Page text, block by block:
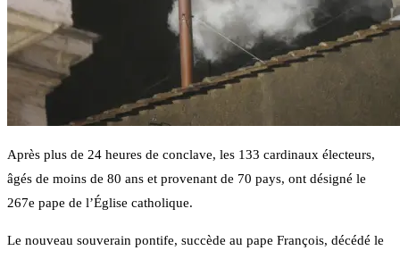
Après plus de 24 heures de conclave, les 133 cardinaux électeurs,
âgés de moins de 80 ans et provenant de 70 pays, ont désigné le
267e pape de l’Église catholique.
Le nouveau souverain pontife, succède au pape François, décédé le